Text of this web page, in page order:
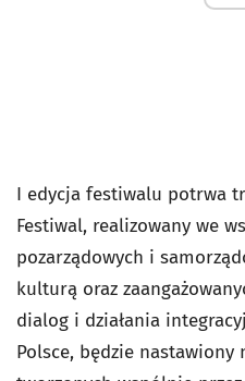
I edycja festiwalu potrwa
Festiwal, realizowany we
pozarządowych i
kulturą oraz
dialog i działania
Polsce, będzie